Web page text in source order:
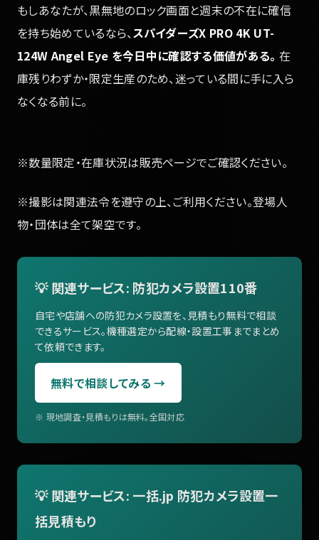
もしあなたが、黒無地のロック画面と週末の不在に確信
を持ち始めているなら、スパイダーズX PRO 4K UT-
124W Angel Eye を今日中に確認する価値がある。 在
庫残りわずか・限定生産のため、迷っている間に手に入ら
なくなる前に。
※数量限定・在庫状況は販売ページでご確認ください。
※撮影は関連法令を遵守の上、ご利用ください。登場人
物・団体は全て架空です。
💡 関連サービス: 防犯カメラ設置110番
自宅や店舗への防犯カメラ設置を、見積もり無料で相談
できるサービス。機種選定から配線・設置工事までまとめ
て依頼できます。
無料で相談してみる →
※ 現地調査・見積もりは無料。全国対応
💡 関連サービス: 一括.jp 防犯カメラ設置一
括見積もり